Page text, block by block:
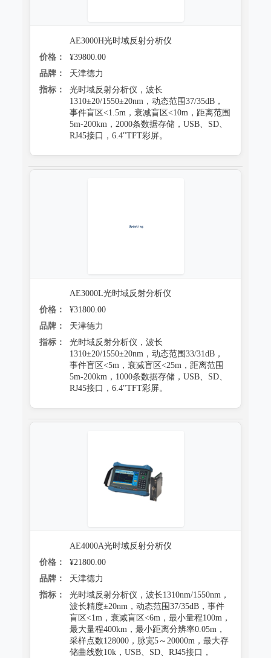
AE3000H光时域反射分析仪
价格：
¥39800.00
品牌：
天津德力
指标：
光时域反射分析仪，波长
1310±20/1550±20nm，动态范围37/35dB，
事件盲区<1.5m，衰减盲区<10m，距离范围
5m-200km，2000条数据存储，USB、SD、
RJ45接口，6.4"TFT彩屏。
AE3000L光时域反射分析仪
价格：
¥31800.00
品牌：
天津德力
指标：
光时域反射分析仪，波长
1310±20/1550±20nm，动态范围33/31dB，
事件盲区<5m，衰减盲区<25m，距离范围
5m-200km，1000条数据存储，USB、SD、
RJ45接口，6.4"TFT彩屏。
AE4000A光时域反射分析仪
价格：
¥21800.00
品牌：
天津德力
指标：
光时域反射分析仪，波长1310nm/1550nm，
波长精度±20nm，动态范围37/35dB，事件
盲区<1m，衰减盲区<6m，最小量程100m，
最大量程400km，最小距离分辨率0.05m，
采样点数128000，脉宽5～20000m，最大存
储曲线数10k，USB、SD、RJ45接口，